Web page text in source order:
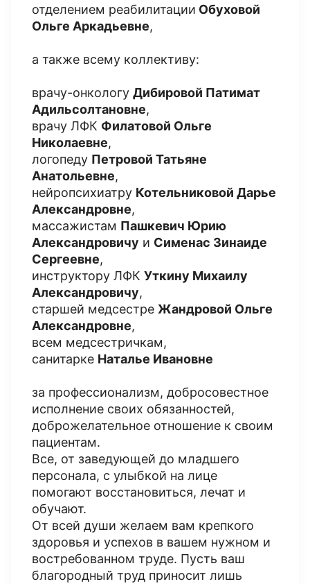
отделением реабилитации Обуховой
Ольге Аркадьевне,
а также всему коллективу:
врачу-онкологу Дибировой Патимат
Адильсолтановне,
врачу ЛФК Филатовой Ольге
Николаевне,
логопеду Петровой Татьяне
Анатольевне,
нейропсихиатру Котельниковой Дарье
Александровне,
массажистам Пашкевич Юрию
Александровичу и Сименас Зинаиде
Сергеевне,
инструктору ЛФК Уткину Михаилу
Александровичу,
старшей медсестре Жандровой Ольге
Александровне,
всем медсестричкам,
санитарке Наталье Ивановне
за профессионализм, добросовестное
исполнение своих обязанностей,
доброжелательное отношение к своим
пациентам.
Все, от заведующей до младшего
персонала, с улыбкой на лице
помогают восстановиться, лечат и
обучают.
От всей души желаем вам крепкого
здоровья и успехов в вашем нужном и
востребованном труде. Пусть ваш
благородный труд приносит лишь